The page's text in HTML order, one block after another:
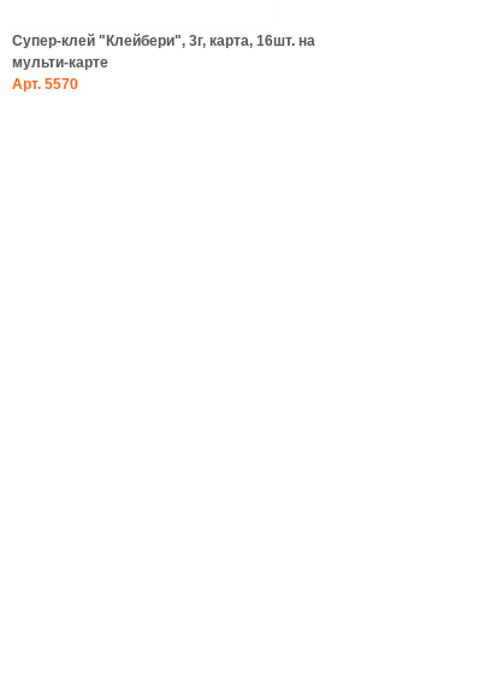
Супер-клей "Клейбери", 3г, карта, 16шт. на
мульти-карте
Арт. 5570